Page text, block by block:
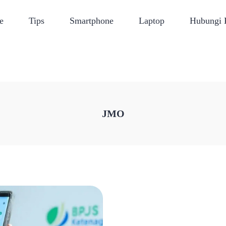
Tips Smartphone Laptop Hubungi
JMO